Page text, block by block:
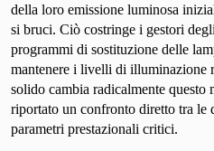
della loro emissione luminosa
si bruci. Ciò costringe i gestori
programmi di sostituzione delle
mantenere i livelli di illuminazione
solido cambia radicalmente
riportato un confronto diretto tra le
parametri prestazionali critici.